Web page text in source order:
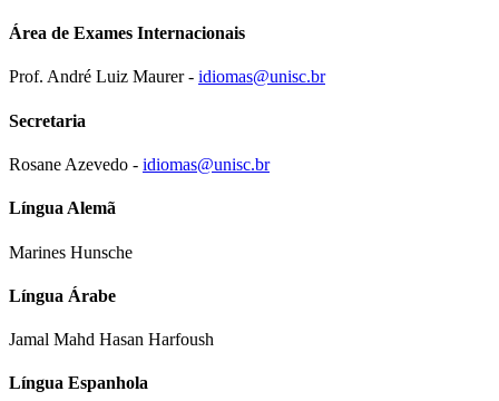
Área de Exames Internacionais
Prof. André Luiz Maurer - idiomas@unisc.br
Secretaria
Rosane Azevedo - idiomas@unisc.br
Língua Alemã
Marines Hunsche
Língua Árabe
Jamal Mahd Hasan Harfoush
Língua Espanhola